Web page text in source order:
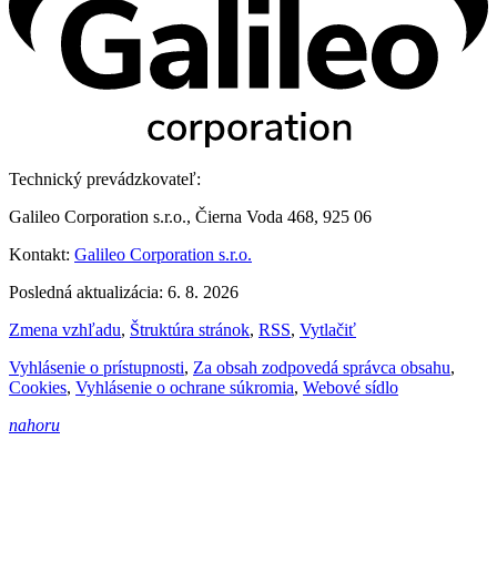
Technický prevádzkovateľ:
Galileo Corporation s.r.o., Čierna Voda 468, 925 06
Kontakt: Galileo Corporation s.r.o.
Posledná aktualizácia: 6. 8. 2026
Zmena vzhľadu, Štruktúra stránok, RSS, Vytlačiť
Vyhlásenie o prístupnosti, Za obsah zodpovedá správca obsahu,
Cookies, Vyhlásenie o ochrane súkromia, Webové sídlo
nahoru